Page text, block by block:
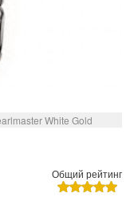
White Gold
Общий рейтинг